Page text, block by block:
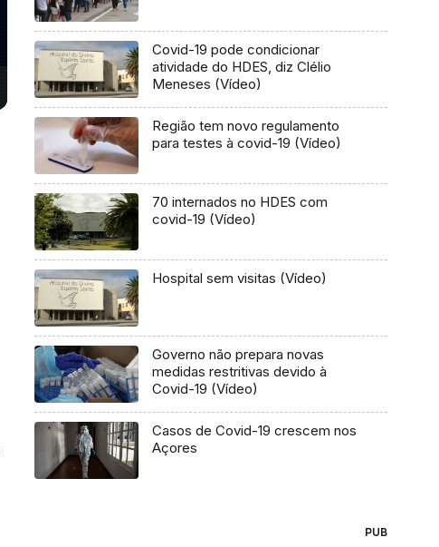
Covid-19 pode condicionar
atividade do HDES, diz Clélio
Meneses (Vídeo)
Região tem novo regulamento
para testes à covid-19 (Vídeo)
70 internados no HDES com
covid-19 (Vídeo)
Hospital sem visitas (Vídeo)
Governo não prepara novas
medidas restritivas devido à
Covid-19 (Vídeo)
Casos de Covid-19 crescem nos
Açores
PUB